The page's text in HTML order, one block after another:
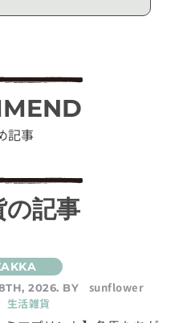
記事
の記事
2026. BY
sunflower
活雑貨